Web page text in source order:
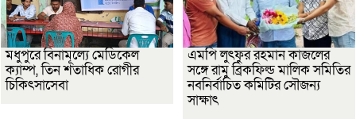
মধুপুরে বিনামূল্যে মেডিকেল
ক্যাম্প, তিন শতাধিক রোগীর
চিকিৎসাসেবা
এমপি লুৎফুর রহমান কাজলের
সঙ্গে রামু ব্রিকফিল্ড মালিক সমিতির
নবনির্বাচিত কমিটির সৌজন্য
সাক্ষাৎ